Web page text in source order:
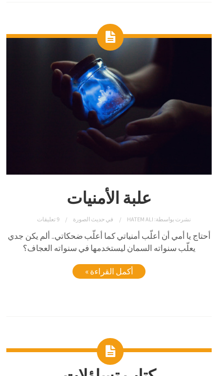
علبة الأمنيات
نشرت بواسطة: HATEM ALI في حديث الصورة 9 تعليقات
أحتاج يا أمي أن أعلّب أمنياتي كما أعلّب ضحكاتي.. ألم يكن جدي
يعلّب سنواته السمان ليستخدمها في سنواته العجاف؟
أكمل القراءة »